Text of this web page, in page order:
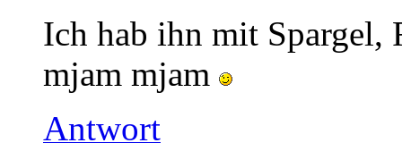
Ich hab ihn mit Spargel,
mjam mjam
Antwort